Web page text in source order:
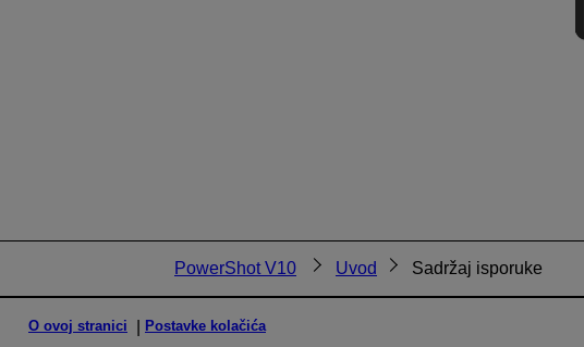
PowerShot V10 Uvod Sadržaj isporuke
O ovoj stranici Postavke kolačića